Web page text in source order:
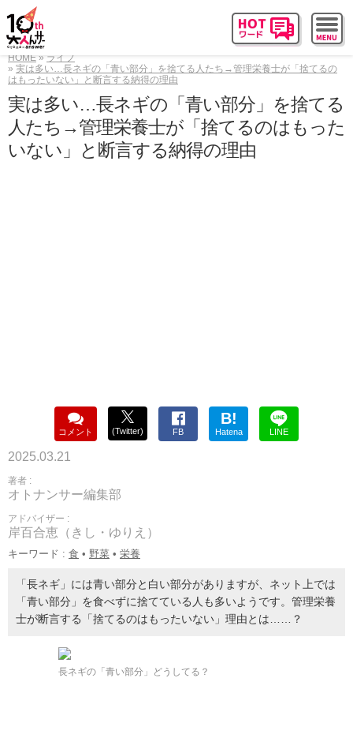
HOME
ライフ
実は多い…長ネギの「青い部分」を捨てる人たち→管理栄養士が「捨てるの
はもったいない」と断言する納得の理由
実は多い…長ネギの「青い部分」を捨てる
人たち→管理栄養士が「捨てるのはもった
いない」と断言する納得の理由
コメント (Twitter) FB
B!
Hatena LINE
2025.03.21
著者 :
オトナンサー編集部
アドバイザー :
岸百合恵（きし・ゆりえ）
キーワード : 食 • 野菜 • 栄養
「長ネギ」には青い部分と白い部分がありますが、ネット上では
「青い部分」を食べずに捨てている人も多いようです。管理栄養
士が断言する「捨てるのはもったいない」理由とは……？
長ネギの「青い部分」どうしてる？